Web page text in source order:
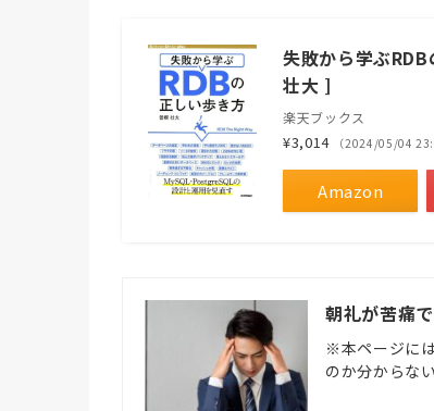
失敗から学ぶ
壮大 ]
楽天ブックス
¥3,014 （2024/05/04
Amazon
朝礼が苦痛
※本ページに
のか分からな